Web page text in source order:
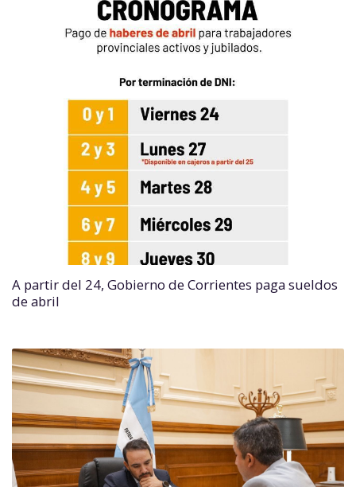
A partir del 24, Gobierno de Corrientes paga sueldos
de abril